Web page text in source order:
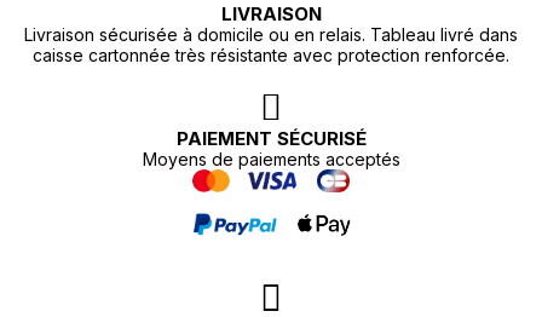
LIVRAISON
Livraison sécurisée à domicile ou en relais. Tableau livré dans
caisse cartonnée très résistante avec protection renforcée.
PAIEMENT SÉCURISÉ
Moyens de paiements acceptés